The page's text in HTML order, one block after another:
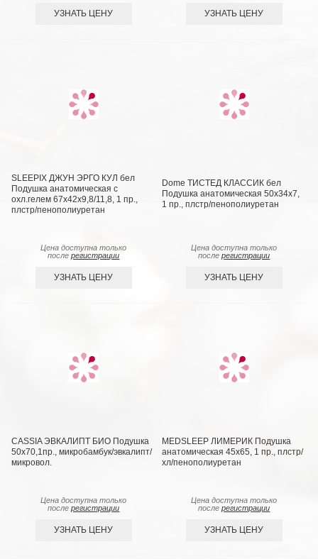
УЗНАТЬ ЦЕНУ УЗНАТЬ ЦЕНУ
SLEEPIX ДЖУН ЭРГО КУЛ бел
Подушка анатомическая с
охл.гелем 67x42x9,8/11,8, 1 пр.,
плстр/пенополиуретан
Цена доступна только
послерегистрации
УЗНАТЬ ЦЕНУ
Dome ТИСТЕД КЛАССИК бел
Подушка анатомическая 50х34х7,
1 пр., плстр/пенополиуретан
Цена доступна только
послерегистрации
УЗНАТЬ ЦЕНУ
CASSIA ЭВКАЛИПТ БИО Подушка
50х70,1пр., микробамбук/эвкалипт/
микровол.
Цена доступна только
послерегистрации
УЗНАТЬ ЦЕНУ
MEDSLEEP ЛИМЕРИК Подушка
анатомическая 45х65, 1 пр., плстр/
хл/пенополиуретан
Цена доступна только
послерегистрации
УЗНАТЬ ЦЕНУ